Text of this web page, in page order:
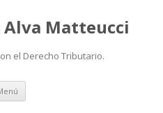
Matteucci
el Derecho Tributario.
Ir
contenido